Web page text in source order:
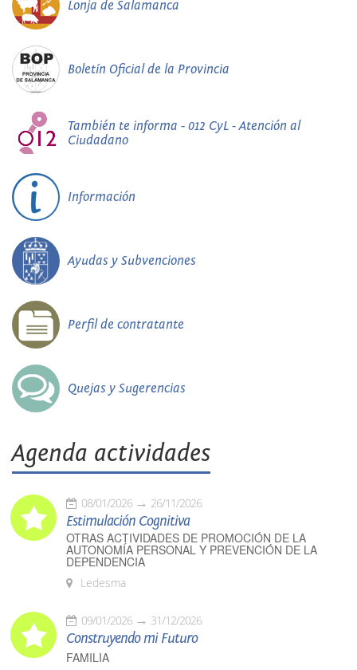
Lonja de Salamanca
Boletín Oficial de la Provincia
También te informa - 012 CyL - Atención al
Ciudadano
Información
Ayudas y Subvenciones
Perfil de contratante
Quejas y Sugerencias
Agenda actividades
08/01/2026 26/11/2026
Estimulación Cognitiva
OTRAS ACTIVIDADES DE PROMOCIÓN DE LA
AUTONOMÍA PERSONAL Y PREVENCIÓN DE LA
DEPENDENCIA
Ledesma
09/01/2026 31/12/2026
Construyendo mi Futuro
FAMILIA